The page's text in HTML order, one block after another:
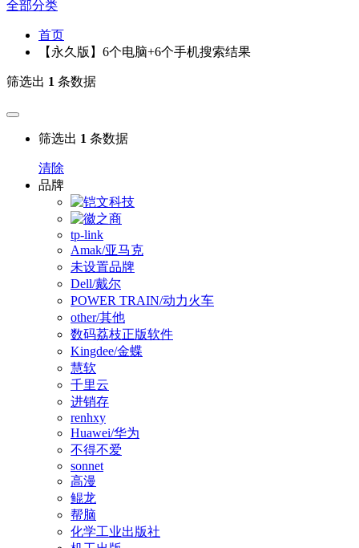
全部分类
首页
【永久版】6个电脑+6个手机搜索结果
筛选出 1 条数据
筛选出 1 条数据
清除
品牌
tp-link
Amak/亚马克
未设置品牌
Dell/戴尔
POWER TRAIN/动力火车
other/其他
数码荔枝正版软件
Kingdee/金蝶
慧软
千里云
进销存
renhxy
Huawei/华为
不得不爱
sonnet
高漫
鲲龙
帮脑
化学工业出版社